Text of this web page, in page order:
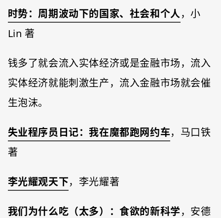
时势：周期波动下的国家、社会和个人，小
Lin 著
钱多了就会流入实体经济或是金融市场，流入
实体经济就能刺激生产，流入金融市场就会催
生泡沫。
失业程序员日记：我在魔都跑网约车，马口铁
著
李光耀观天下，李光耀著
我们为什么吃（太多）：食欲的新科学，安德